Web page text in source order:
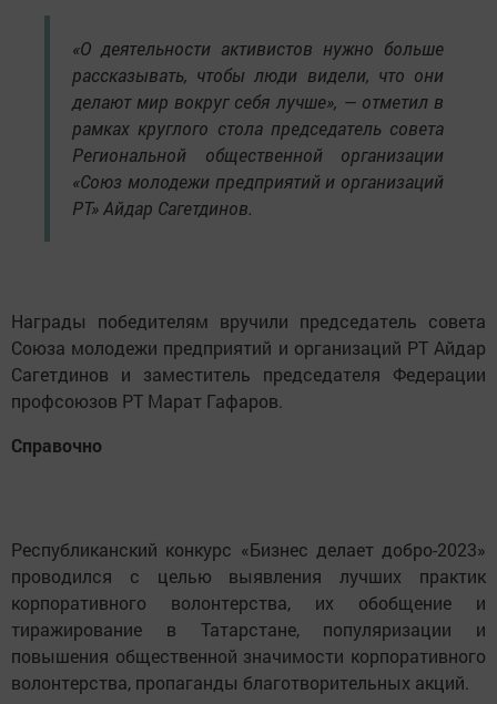
«О деятельности активистов нужно больше
рассказывать, чтобы люди видели, что они
делают мир вокруг себя лучше», — отметил в
рамках круглого стола председатель совета
Региональной общественной организации
«Союз молодежи предприятий и организаций
РТ» Айдар Сагетдинов.
Награды победителям вручили председатель совета
Союза молодежи предприятий и организаций РТ Айдар
Сагетдинов и заместитель председателя Федерации
профсоюзов РТ Марат Гафаров.
Справочно
Республиканский конкурс «Бизнес делает добро-2023»
проводился с целью выявления лучших практик
корпоративного волонтерства, их обобщение и
тиражирование в Татарстане, популяризации и
повышения общественной значимости корпоративного
волонтерства, пропаганды благотворительных акций.